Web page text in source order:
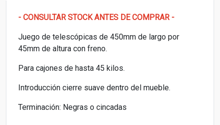
- CONSULTAR STOCK ANTES DE COMPRAR -
Juego de telescópicas de 450mm de largo por
45mm de altura con freno.
Para cajones de hasta 45 kilos.
Introducción cierre suave dentro del mueble.
Terminación: Negras o cincadas